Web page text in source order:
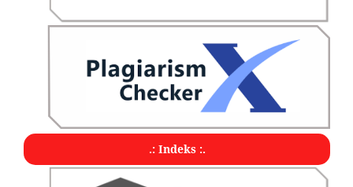
.: Indeks :.